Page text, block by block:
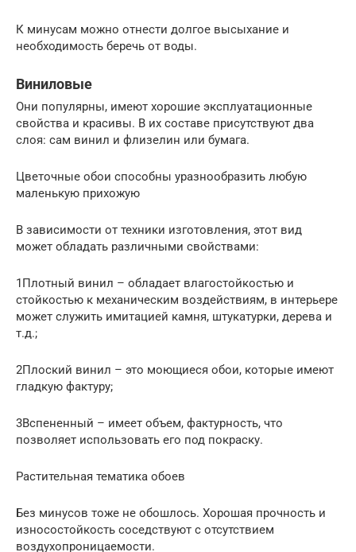
К минусам можно отнести долгое высыхание и
необходимость беречь от воды.
Виниловые
Они популярны, имеют хорошие эксплуатационные
свойства и красивы. В их составе присутствуют два
слоя: сам винил и флизелин или бумага.
Цветочные обои способны уразнообразить любую
маленькую прихожую
В зависимости от техники изготовления, этот вид
может обладать различными свойствами:
1Плотный винил – обладает влагостойкостью и
стойкостью к механическим воздействиям, в интерьере
может служить имитацией камня, штукатурки, дерева и
т.д.;
2Плоский винил – это моющиеся обои, которые имеют
гладкую фактуру;
3Вспененный – имеет объем, фактурность, что
позволяет использовать его под покраску.
Растительная тематика обоев
Без минусов тоже не обошлось. Хорошая прочность и
износостойкость соседствуют с отсутствием
воздухопроницаемости.